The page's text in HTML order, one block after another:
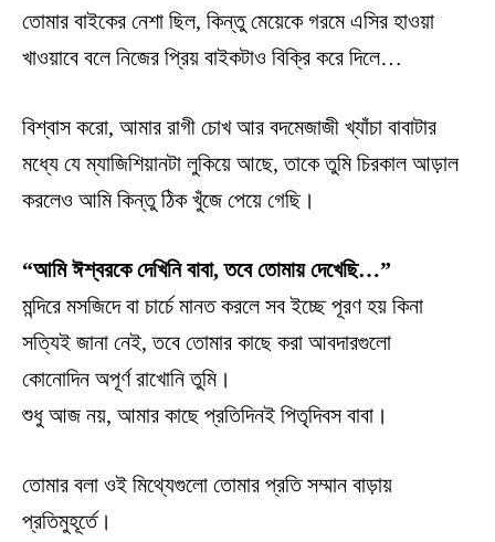
তোমার বাইকের নেশা ছিল, কিন্তু মেয়েকে গরমে এসির হাওয়া
খাওয়াবে বলে নিজের প্রিয় বাইকটাও বিক্রি করে দিলে…
বিশ্বাস করো, আমার রাগী চোখ আর বদমেজাজী খ্যাঁচা বাবাটার
মধ্যে যে ম্যাজিশিয়ানটা লুকিয়ে আছে, তাকে তুমি চিরকাল আড়াল
করলেও আমি কিন্তু ঠিক খুঁজে পেয়ে গেছি।
“আমি ঈশ্বরকে দেখিনি বাবা, তবে তোমায় দেখেছি…”
মন্দিরে মসজিদে বা চার্চে মানত করলে সব ইচ্ছে পূরণ হয় কিনা
সত্যিই জানা নেই, তবে তোমার কাছে করা আবদারগুলো
কোনোদিন অপূর্ণ রাখোনি তুমি।
শুধু আজ নয়, আমার কাছে প্রতিদিনই পিতৃদিবস বাবা।
তোমার বলা ওই মিথ্যেগুলো তোমার প্রতি সম্মান বাড়ায়
প্রতিমুহূর্তে।